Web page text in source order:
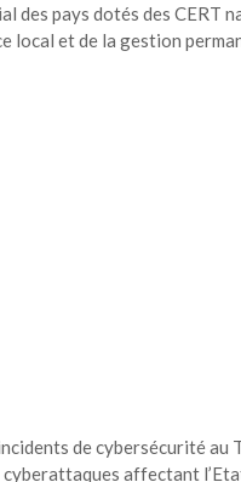
des pays dotés des CERT
local et de la gestion
de cybersécurité au
affectant